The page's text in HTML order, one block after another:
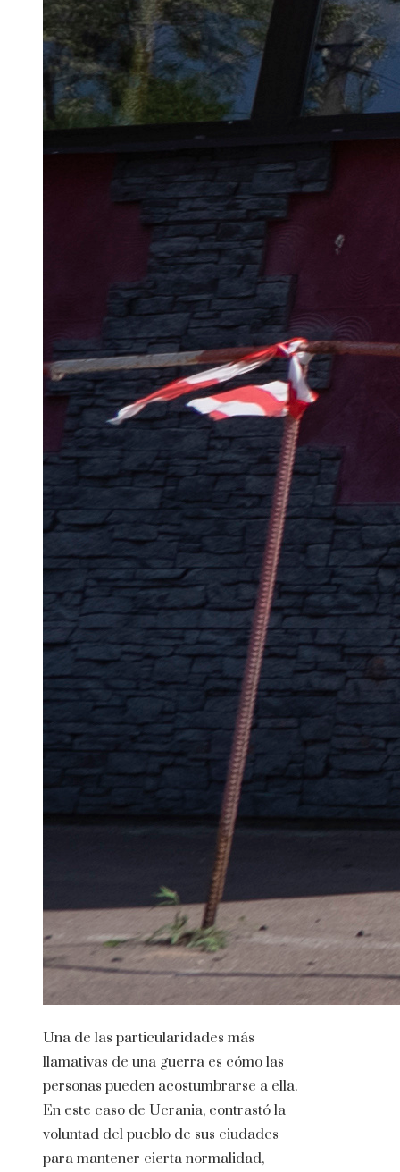
Una de las particularidades más
llamativas de una guerra es cómo las
personas pueden acostumbrarse a ella.
En este caso de Ucrania, contrastó la
voluntad del pueblo de sus ciudades
para mantener cierta normalidad,